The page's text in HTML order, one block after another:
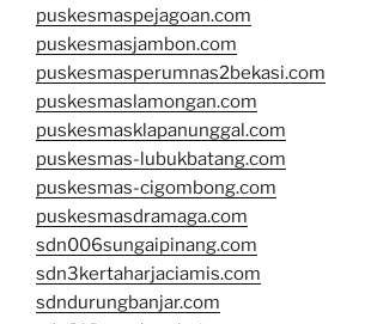
puskesmaspejagoan.com
puskesmasjambon.com
puskesmasperumnas2bekasi.com
puskesmaslamongan.com
puskesmasklapanunggal.com
puskesmas-lubukbatang.com
puskesmas-cigombong.com
puskesmasdramaga.com
sdn006sungaipinang.com
sdn3kertaharjaciamis.com
sdndurungbanjar.com